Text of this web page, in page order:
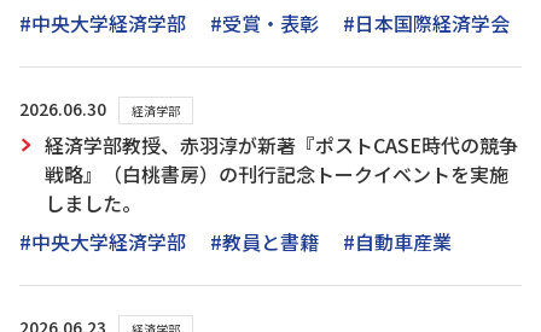
#中央大学経済学部
#受賞・表彰 #日本国際経済学会
2026.06.30 経済学部
経済学部教授、赤羽淳が新著『ポストCASE時代の競争
戦略』（白桃書房）の刊行記念トークイベントを実施
しました。
#中央大学経済学部
#教員と書籍 #自動車産業
2026.06.23